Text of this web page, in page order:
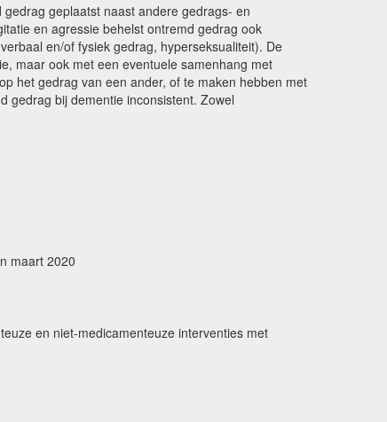
geplaatst naast andere gedrags- en
en agressie behelst ontremd gedrag ook
en/of fysiek gedrag, hyperseksualiteit). De
maar ook met een eventuele samenhang met
het gedrag van een ander, of te maken hebben met
gedrag bij dementie inconsistent. Zowel
maart 2020
en niet-medicamenteuze interventies met